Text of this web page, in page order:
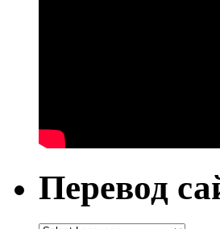
Перевод